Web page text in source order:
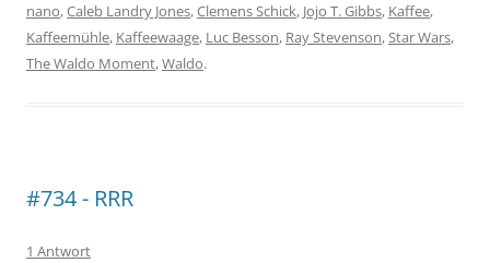
nano,Caleb Landry Jones,Clemens Schick, Jojo T. Gibbs, Kaffee,
Kaffeemühle, Kaffeewaage, Luc Besson, Ray Stevenson,Star Wars,
The Waldo Moment,Waldo.
#734 - RRR
1 Antwort